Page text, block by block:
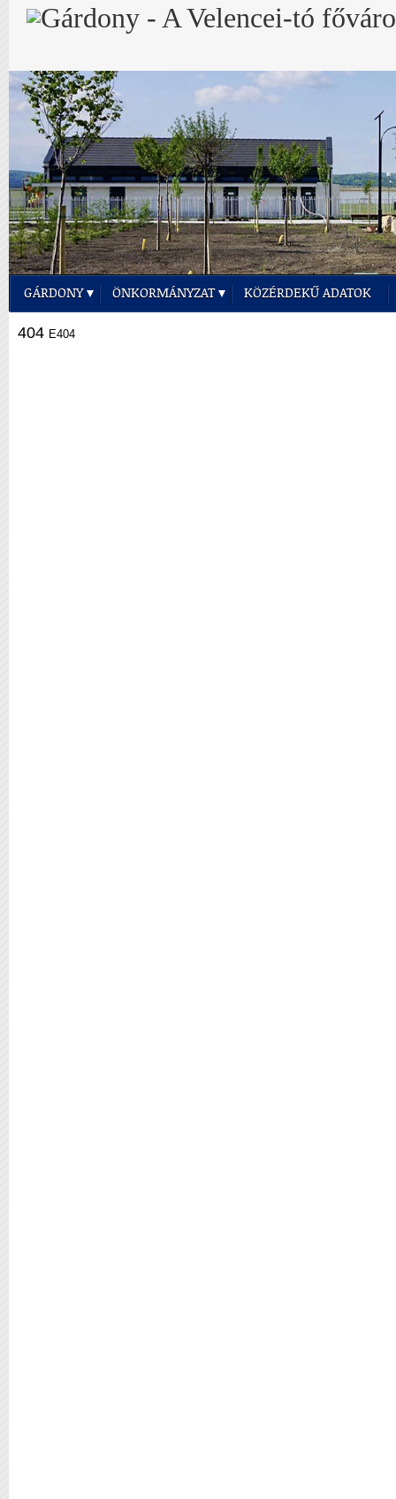
GÁRDONY ÖNKORMÁNYZAT KÖZÉRDEKŰ ADATOK
404 E404